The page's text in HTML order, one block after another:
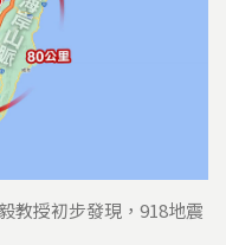
教授初步發現，918地震